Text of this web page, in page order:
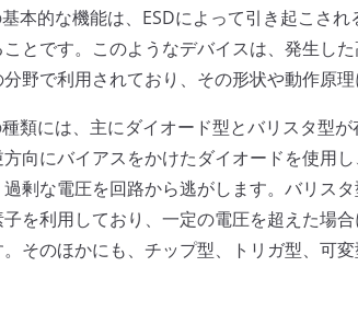
本的な機能は、ESDによって引き起こさ
とです。このようなデバイスは、発生し
野で利用されており、その形状や動作原
類には、主にダイオード型とバリスタ型
向にバイアスをかけたダイオードを使用
剰な電圧を回路から逃がします。バリス
を利用しており、一定の電圧を超えた場
そのほかにも、チップ型、トリガ型、可